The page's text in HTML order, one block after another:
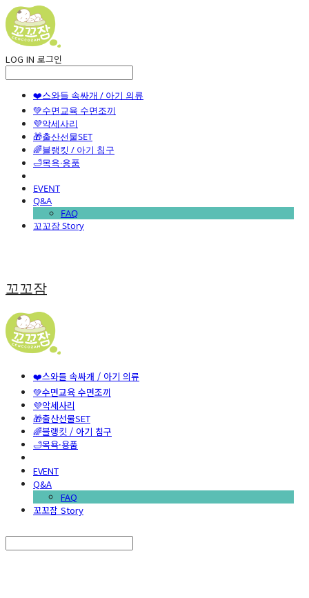
LOG IN 로그인
❤️스와들 속싸개 / 아기 의류
💚수면교육 수면조끼
💜악세사리
🎁출산선물SET
🌈블랭킷 / 아기 침구
🛁목욕·용품
EVENT
Q&A
FAQ
꼬꼬잠 Story
꼬꼬잠
❤️스와들 속싸개 / 아기 의류
💚수면교육 수면조끼
💜악세사리
🎁출산선물SET
🌈블랭킷 / 아기 침구
🛁목욕·용품
EVENT
Q&A
FAQ
꼬꼬잠 Story